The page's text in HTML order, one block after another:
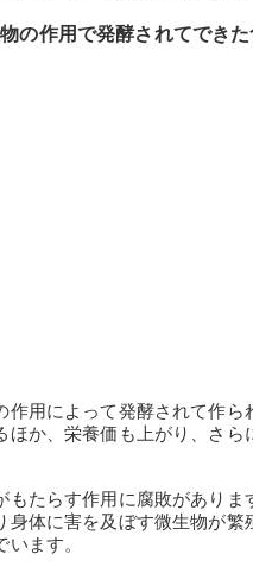
の作用で発酵されてでき
作用によって発酵されて作
ほか、栄養価も上がり、さ
もたらす作用に腐敗があり
身体に害を及ぼす微生物が
ます。